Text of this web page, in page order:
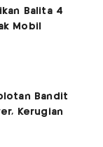
Balita 4
Mobil
Bandit
Kerugian